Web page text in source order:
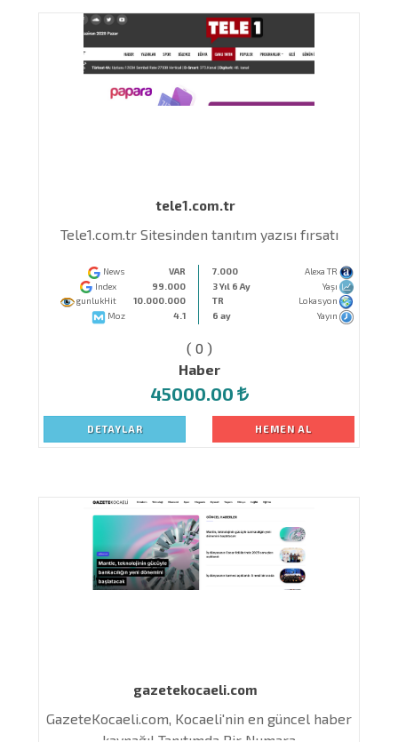
tele1.com.tr
Tele1.com.tr Sitesinden tanıtım yazısı fırsatı
News
VAR
Index
99.000
gunlukHit
10.000.000
Moz
4.1
7.000
Alexa TR
3 Yıl 6 Ay
Yaşı
TR
Lokasyon
6 ay
Yayın
( 0 )
Haber
45000.00
DETAYLAR HEMEN AL
gazetekocaeli.com
GazeteKocaeli.com, Kocaeli'nin en güncel haber